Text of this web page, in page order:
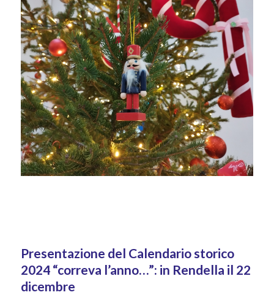
Presentazione del Calendario storico
2024 “correva l’anno…”: in Rendella il 22
dicembre